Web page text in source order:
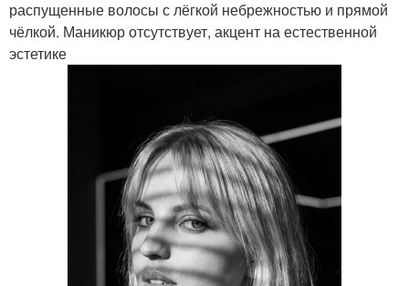
распущенные волосы с лёгкой небрежностью и прямой
чёлкой. Маникюр отсутствует, акцент на естественной
эстетике